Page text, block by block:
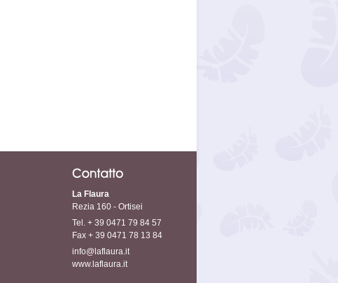
La Flaura
Rezia 160 - Ortisei
Tel. + 39 0471 79 84 57
Fax + 39 0471 78 13 84
info@laflaura.it
www.laflaura.it